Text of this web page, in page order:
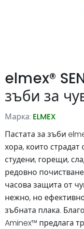
elmex®
зъби за
Марка: ELMEX
Пастата за зъби
хора, които
студени, горещи,
редовно
часова защита от
нежно, но
зъбната плака.
Aminex™ предлага